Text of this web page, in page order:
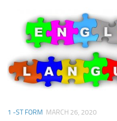
1 -ST FORM MARCH 26, 2020